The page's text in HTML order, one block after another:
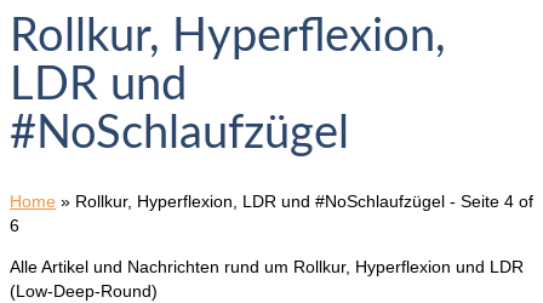
Rollkur, Hyperflexion,
LDR und
#NoSchlaufzügel
Home » Rollkur, Hyperflexion, LDR und #NoSchlaufzügel - Seite 4 of
6
Alle Artikel und Nachrichten rund um Rollkur, Hyperflexion und LDR
(Low-Deep-Round)